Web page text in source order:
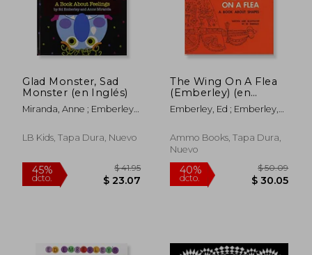
$
Glad Monster, Sad
Monster (en Inglés)
Miranda, Anne ; Emberley,
LB Kids, Tapa Dura, Nuevo
The Wing On A Flea
(Emberley) (en
Inglés)
Emberley, Ed ; Emberley,
Ammo Books, Tapa Dura,
Nuevo